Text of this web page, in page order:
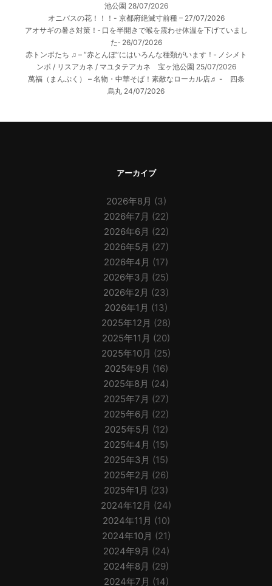
池公園 28/07/2026
オニバスの花！！！- 京都府絶滅寸前種 – 27/07/2026
アオサギの暑さ対策！‐ 口を半開きで喉を震わせ体温を下げていまし
た‐ 26/07/2026
赤トンボたち ♫ – “赤とんぼ”にはいろんな種類がいます！‐ ノシメト
ンボ / リスアカネ / マユタテアカネ 宝ヶ池公園 25/07/2026
萬福（まんぷく） – 名物・中華そば！素敵なローカル店♬ - 四条
烏丸 24/07/2026
アーカイブ
2026年8月 (3)
2026年7月 (22)
2026年6月 (22)
2026年5月 (27)
2026年4月 (17)
2026年3月 (25)
2026年2月 (23)
2026年1月 (13)
2025年12月 (28)
2025年11月 (20)
2025年10月 (25)
2025年9月 (16)
2025年8月 (24)
2025年7月 (27)
2025年6月 (22)
2025年5月 (12)
2025年4月 (15)
2025年3月 (15)
2025年2月 (26)
2025年1月 (23)
2024年12月 (24)
2024年11月 (10)
2024年10月 (21)
2024年9月 (24)
2024年8月 (29)
2024年7月 (14)